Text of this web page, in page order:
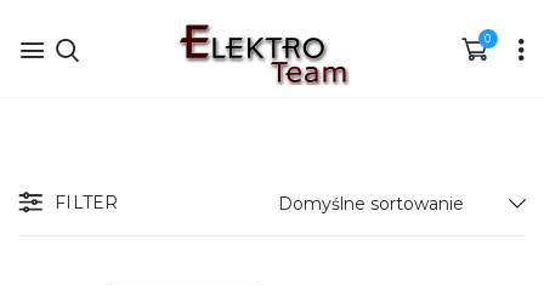
0
FILTER